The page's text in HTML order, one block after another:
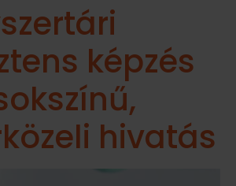
képzés
hivatás